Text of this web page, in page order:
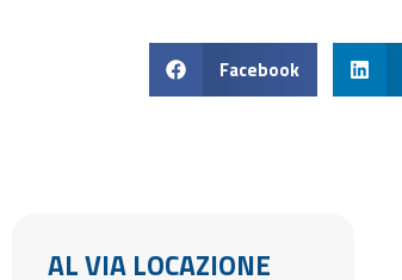
Facebook
AL VIA LOCAZIONE